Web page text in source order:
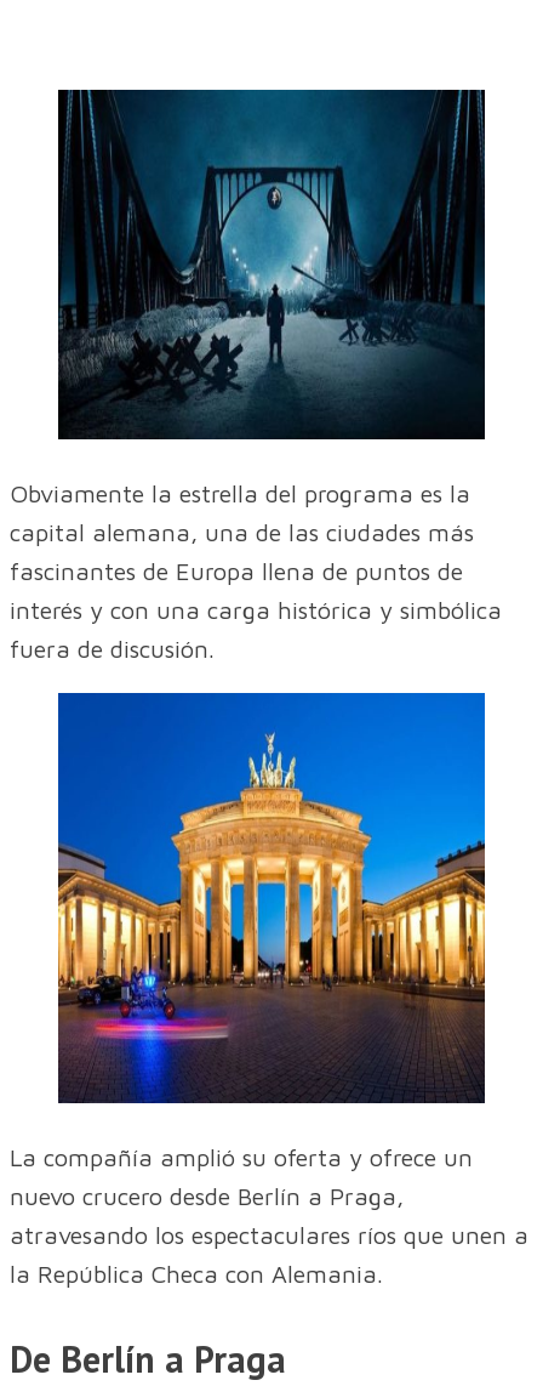
Obviamente la estrella del programa es la
capital alemana, una de las ciudades más
fascinantes de Europa llena de puntos de
interés y con una carga histórica y simbólica
fuera de discusión.
La compañía amplió su oferta y ofrece un
nuevo crucero desde Berlín a Praga,
atravesando los espectaculares ríos que unen a
la República Checa con Alemania.
De Berlín a Praga